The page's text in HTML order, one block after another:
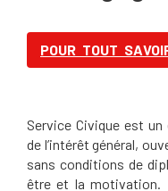
POUR TOUT
Service Civique est
de l’intérêt général,
sans conditions de
être et la motivation.